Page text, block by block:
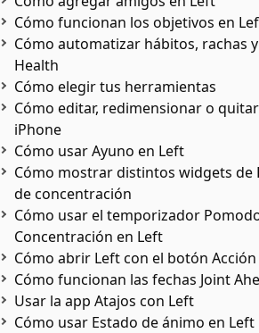
Cómo funcionan los objetivos en
Cómo automatizar hábitos, rachas
Health
Cómo elegir tus herramientas
Cómo editar, redimensionar o
iPhone
Cómo usar Ayuno en Left
Cómo mostrar distintos widgets de
de concentración
Cómo usar el temporizador
Concentración en Left
Cómo abrir Left con el botón
Cómo funcionan las fechas Joint
Usar la app Atajos con Left
Cómo usar Estado de ánimo en Left